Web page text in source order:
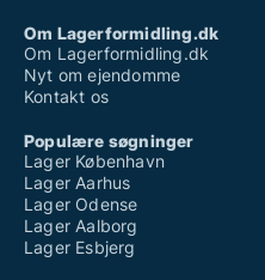
Om Lagerformidling.dk
Om Lagerformidling.dk
Nyt om ejendomme
Kontakt os
Populære søgninger
Lager København
Lager Aarhus
Lager Odense
Lager Aalborg
Lager Esbjerg